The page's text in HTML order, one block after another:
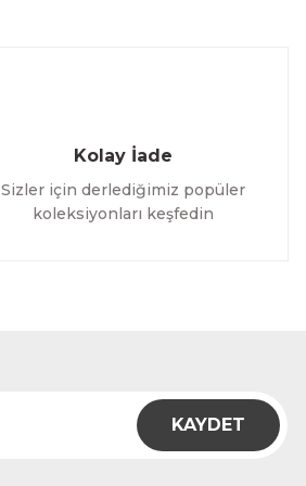
Kolay İade
Sizler için derlediğimiz popüler
koleksiyonları keşfedin
KAYDET